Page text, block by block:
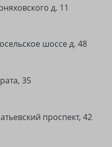
д. 11
шоссе д. 48
35
проспект, 42